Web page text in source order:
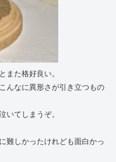
また格好良い。
んなに異形さが引き立つもの
いてしまうぞ。
難しかったけれども面白かっ